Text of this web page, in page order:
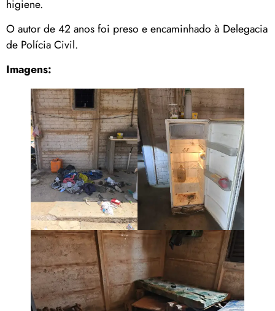
higiene.
O autor de 42 anos foi preso e encaminhado à Delegacia
de Polícia Civil.
Imagens: